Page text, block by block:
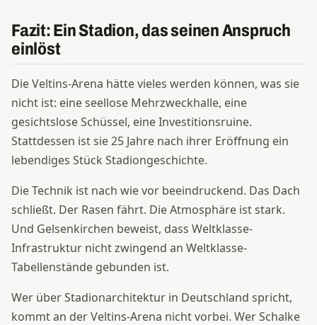
Fazit: Ein Stadion, das seinen Anspruch
einlöst
Die Veltins-Arena hätte vieles werden können, was sie
nicht ist: eine seellose Mehrzweckhalle, eine
gesichtslose Schüssel, eine Investitionsruine.
Stattdessen ist sie 25 Jahre nach ihrer Eröffnung ein
lebendiges Stück Stadiongeschichte.
Die Technik ist nach wie vor beeindruckend. Das Dach
schließt. Der Rasen fährt. Die Atmosphäre ist stark.
Und Gelsenkirchen beweist, dass Weltklasse-
Infrastruktur nicht zwingend an Weltklasse-
Tabellenstände gebunden ist.
Wer über Stadionarchitektur in Deutschland spricht,
kommt an der Veltins-Arena nicht vorbei. Wer Schalke